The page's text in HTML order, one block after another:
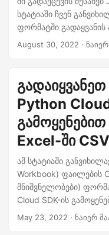
სტატიაში ჩვენ
ფორმატში გადაყვანის
მოგცემთ გაამარტივოთ
მონაცემების
მონაცემების სხვა
სახელმძღვანელო
ში CSV
August 30, 2022 ·
Python
Excel-ში CSV
ამ სტატიაში
Workbook) ფაილების
მნიშვნელობები)
Cloud SDK-ის
დამუშავების
May 23, 2022 · ნაიერ